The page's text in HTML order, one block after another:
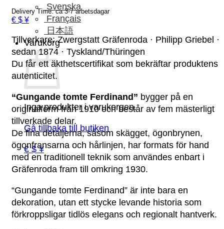
Svenska
Français
日本語
Varukorg
Inga produkter i varukorgen.
Gå tillbaka till butiken
€ $ ¥
Delivery Time: ca 3-7 arbetsdagar
€ $ ¥
Tillverkare: Zwergstatt Gräfenroda · Philipp Griebel ·
sedan 1874 · Tyskland/Thüringen
Du får ett äkthetscertifikat som bekräftar produktens
autenticitet.
“Gungande tomte Ferdinand” bygger på en
originalform från 1910 och består av fem mästerligt
tillverkade delar.
De fina detaljerna, såsom skägget, ögonbrynen,
ögonfransarna och hårlinjen, har formats för hand
med en traditionell teknik som användes enbart i
Gräfenroda fram till omkring 1930.
“Gungande tomte Ferdinand” är inte bara en
dekoration, utan ett stycke levande historia som
förkroppsligar tidlös elegans och regionalt hantverk.